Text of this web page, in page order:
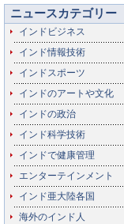
ニュースカテゴリー
インドビジネス
インド情報技術
インドスポーツ
インドのアートや文化
インドの政治
インド科学技術
インドで健康管理
エンターテインメント
インド亜大陸各国
海外のインド人